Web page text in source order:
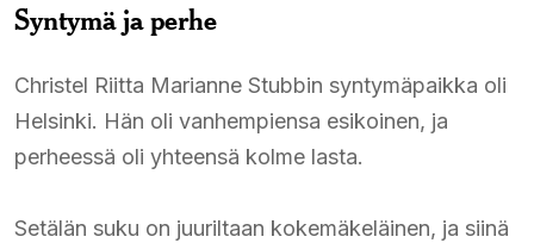
Syntymä ja perhe
Christel Riitta Marianne Stubbin syntymäpaikka oli
Helsinki. Hän oli vanhempiensa esikoinen, ja
perheessä oli yhteensä kolme lasta.
Setälän suku on juuriltaan kokemäkeläinen, ja siinä